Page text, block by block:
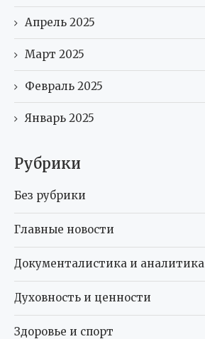
Апрель 2025
Март 2025
Февраль 2025
Январь 2025
Рубрики
Без рубрики
Главные новости
Документалистика и аналитика
Духовность и ценности
Здоровье и спорт